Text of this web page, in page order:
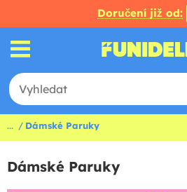
Doručení již od:
... Dámské Paruky
Dámské Paruky